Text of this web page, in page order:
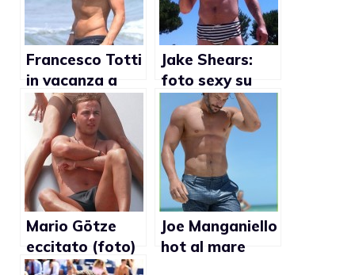
Francesco Totti
in vacanza a
Sabaudia (foto)
Jake Shears:
foto sexy su
Twitter
Mario Götze
eccitato (foto)
Joe Manganiello
hot al mare